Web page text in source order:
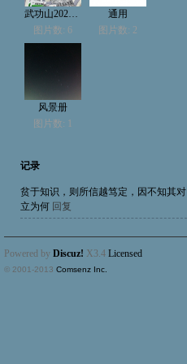
武功山20240501
图片数: 6
通用
图片数: 2
风景册
图片数: 1
记录
贫于知识，则所信越笃定，因不知其对
立为何 回复
Powered by Discuz! X3.4 Licensed
© 2001-2013 Comsenz Inc.